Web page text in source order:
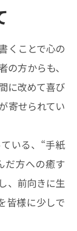
くことで心の
の方からも、
に改めて喜び
寄せられてい
いる、“手紙
だ方への癒す
、前向きに生
皆様に少しで